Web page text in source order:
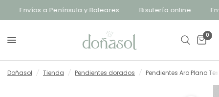
Envíos a Península y Baleares Bisutería online
0
Doñasol / Tienda / Pendientes dorados / Pendientes Aro Plano